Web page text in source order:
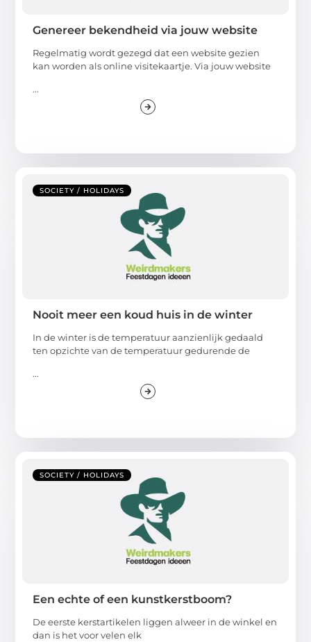
Genereer bekendheid via jouw website
Regelmatig wordt gezegd dat een website gezien
kan worden als online visitekaartje. Via jouw website
...
SOCIETY / HOLIDAYS
Nooit meer een koud huis in de winter
In de winter is de temperatuur aanzienlijk gedaald
ten opzichte van de temperatuur gedurende de
...
SOCIETY / HOLIDAYS
Een echte of een kunstkerstboom?
De eerste kerstartikelen liggen alweer in de winkel en
dan is het voor velen elk